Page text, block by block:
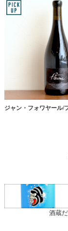
ジャン・フォワヤール/
酒蔵